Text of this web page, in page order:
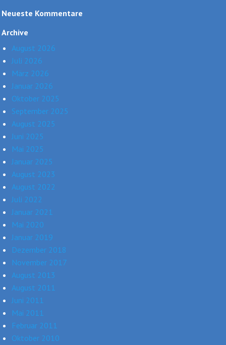
Neueste Kommentare
Archive
August 2026
Juli 2026
März 2026
Januar 2026
Oktober 2025
September 2025
August 2025
Juni 2025
Mai 2025
Januar 2025
August 2023
August 2022
Juli 2022
Januar 2021
Mai 2020
Januar 2019
Dezember 2018
November 2017
August 2013
August 2011
Juni 2011
Mai 2011
Februar 2011
Oktober 2010